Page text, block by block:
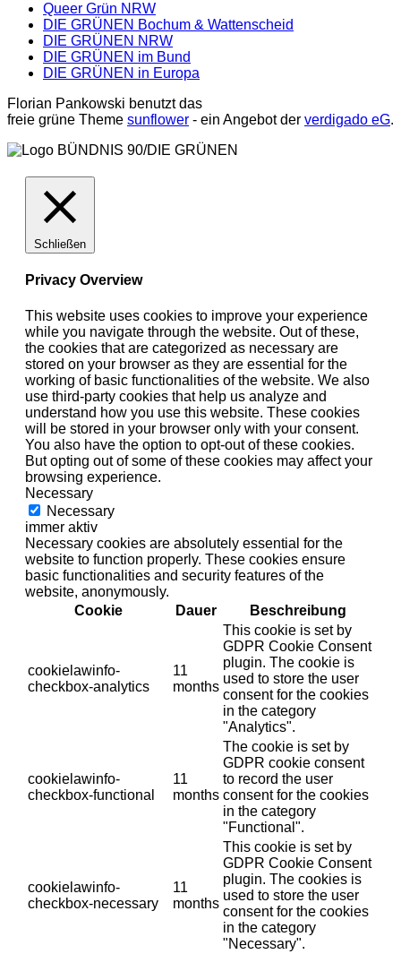
Queer Grün NRW
DIE GRÜNEN Bochum & Wattenscheid
DIE GRÜNEN NRW
DIE GRÜNEN im Bund
DIE GRÜNEN in Europa
Florian Pankowski benutzt das
freie grüne Theme sunflower ‐ ein Angebot der verdigado eG.
Schließen
Privacy Overview
This website uses cookies to improve your experience
while you navigate through the website. Out of these,
the cookies that are categorized as necessary are
stored on your browser as they are essential for the
working of basic functionalities of the website. We also
use third-party cookies that help us analyze and
understand how you use this website. These cookies
will be stored in your browser only with your consent.
You also have the option to opt-out of these cookies.
But opting out of some of these cookies may affect your
browsing experience.
Necessary
Necessary
immer aktiv
Necessary cookies are absolutely essential for the
website to function properly. These cookies ensure
basic functionalities and security features of the
website, anonymously.
Cookie
Dauer Beschreibung
cookielawinfo-
checkbox-analytics
11
months
This cookie is set by
GDPR Cookie Consent
plugin. The cookie is
used to store the user
consent for the cookies
in the category
"Analytics".
cookielawinfo-
checkbox-functional
11
months
The cookie is set by
GDPR cookie consent
to record the user
consent for the cookies
in the category
"Functional".
cookielawinfo-
checkbox-necessary
11
months
This cookie is set by
GDPR Cookie Consent
plugin. The cookies is
used to store the user
consent for the cookies
in the category
"Necessary".